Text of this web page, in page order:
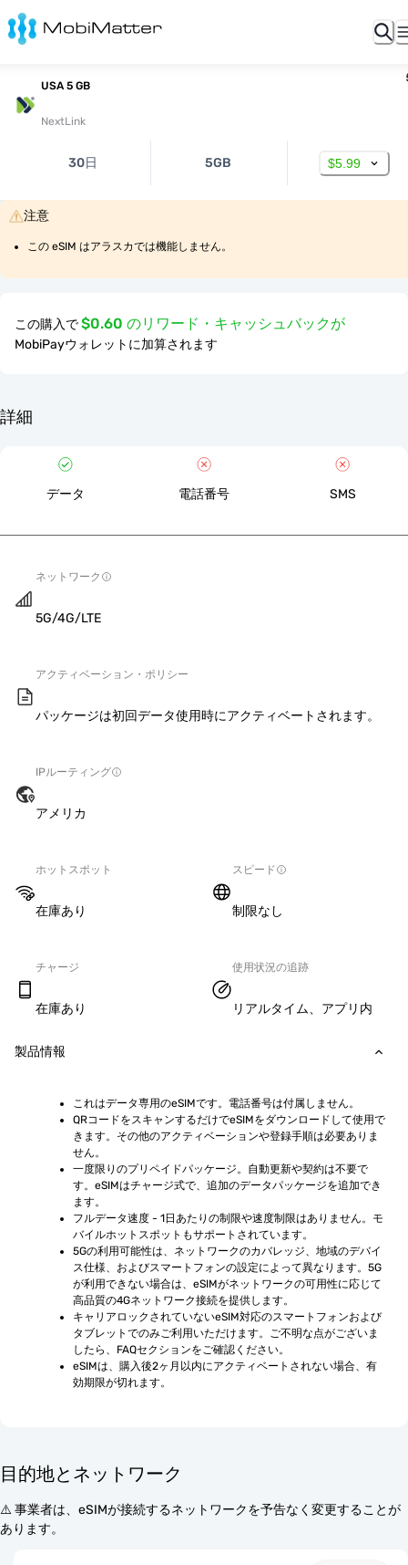
USA 5 GB
NextLink
30日 5GB $5.99
注意
この eSIM はアラスカでは機能しません。
この購入で$0.60 のリワード・キャッシュバックが
MobiPayウォレットに加算されます
詳細
データ 電話番号 SMS
ネットワーク
5G/4G/LTE
アクティベーション・ポリシー
パッケージは初回データ使用時にアクティベートされます。
IPルーティング
アメリカ
ホットスポット
在庫あり
スピード
制限なし
チャージ
在庫あり
使用状況の追跡
リアルタイム、アプリ内
製品情報
これはデータ専用のeSIMです。電話番号は付属しません。
QRコードをスキャンするだけでeSIMをダウンロードして使用で
きます。その他のアクティベーションや登録手順は必要ありま
せん。
一度限りのプリペイドパッケージ。自動更新や契約は不要で
す。eSIMはチャージ式で、追加のデータパッケージを追加でき
ます。
フルデータ速度 - 1日あたりの制限や速度制限はありません。モ
バイルホットスポットもサポートされています。
5Gの利用可能性は、ネットワークのカバレッジ、地域のデバイ
ス仕様、およびスマートフォンの設定によって異なります。5G
が利用できない場合は、eSIMがネットワークの可用性に応じて
高品質の4Gネットワーク接続を提供します。
キャリアロックされていないeSIM対応のスマートフォンおよび
タブレットでのみご利用いただけます。ご不明な点がございま
したら、FAQセクションをご確認ください。
eSIMは、購入後2ヶ月以内にアクティベートされない場合、有
効期限が切れます。
目的地とネットワーク
⚠️ 事業者は、eSIMが接続するネットワークを予告なく変更することが
あります。